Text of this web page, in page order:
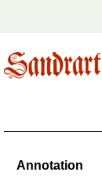
Annotation